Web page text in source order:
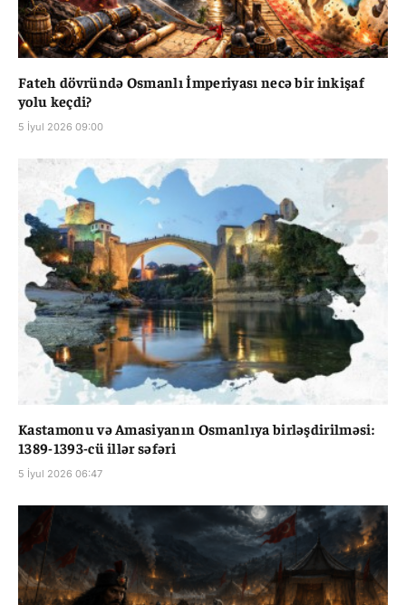
Fateh dövründə Osmanlı İmperiyası necə bir inkişaf
yolu keçdi?
5 İyul 2026 09:00
Kastamonu və Amasiyanın Osmanlıya birləşdirilməsi:
1389-1393-cü illər səfəri
5 İyul 2026 06:47